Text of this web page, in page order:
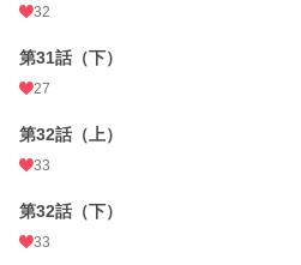
32
第31話（下）
27
第32話（上）
33
第32話（下）
33